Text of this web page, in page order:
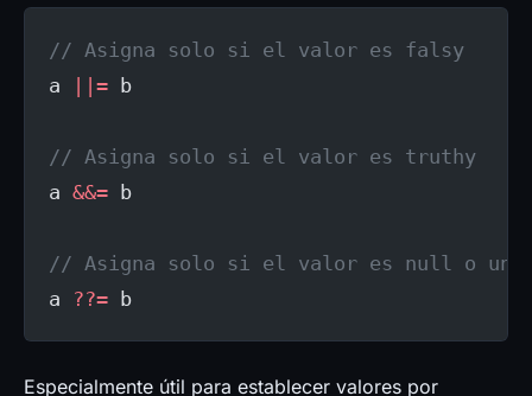
// Asigna solo si el valor es falsy
a
||= b
// Asigna solo si el valor es truthy
a &&= b
// Asigna solo si el valor es null o
a ??= b
Especialmente útil para establecer valores por